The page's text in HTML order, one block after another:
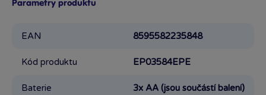
Parametry produktu
EAN 8595582235848
Kód produktu EP03584EPE
Baterie 3x AA (jsou součástí balení)